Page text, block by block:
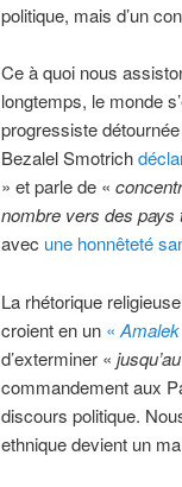
politique, mais d’un
Ce à quoi nous
longtemps, le monde
progressiste
Bezalel Smotrich
» et parle de «
nombre vers des pays
avec une honnêteté
La rhétorique
croient en un « Amalek
d’exterminer «
commandement aux
discours politique.
ethnique devient un